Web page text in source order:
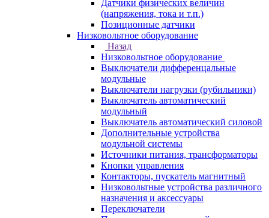
Датчики физических величин
(напряжения, тока и т.п.)
Позиционные датчики
Низковольтное оборудование
Назад
Низковольтное оборудование
Выключатели дифференцальные
модульные
Выключатели нагрузки (рубильники)
Выключатель автоматический
модульный
Выключатель автоматический силовой
Дополнительные устройства
модульной системы
Источники питания, трансформаторы
Кнопки управления
Контакторы, пускатель магнитный
Низковольтные устройства различного
назначения и аксессуары
Переключатели